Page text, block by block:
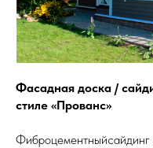
Фасадная доска /
стиле «Прованс»